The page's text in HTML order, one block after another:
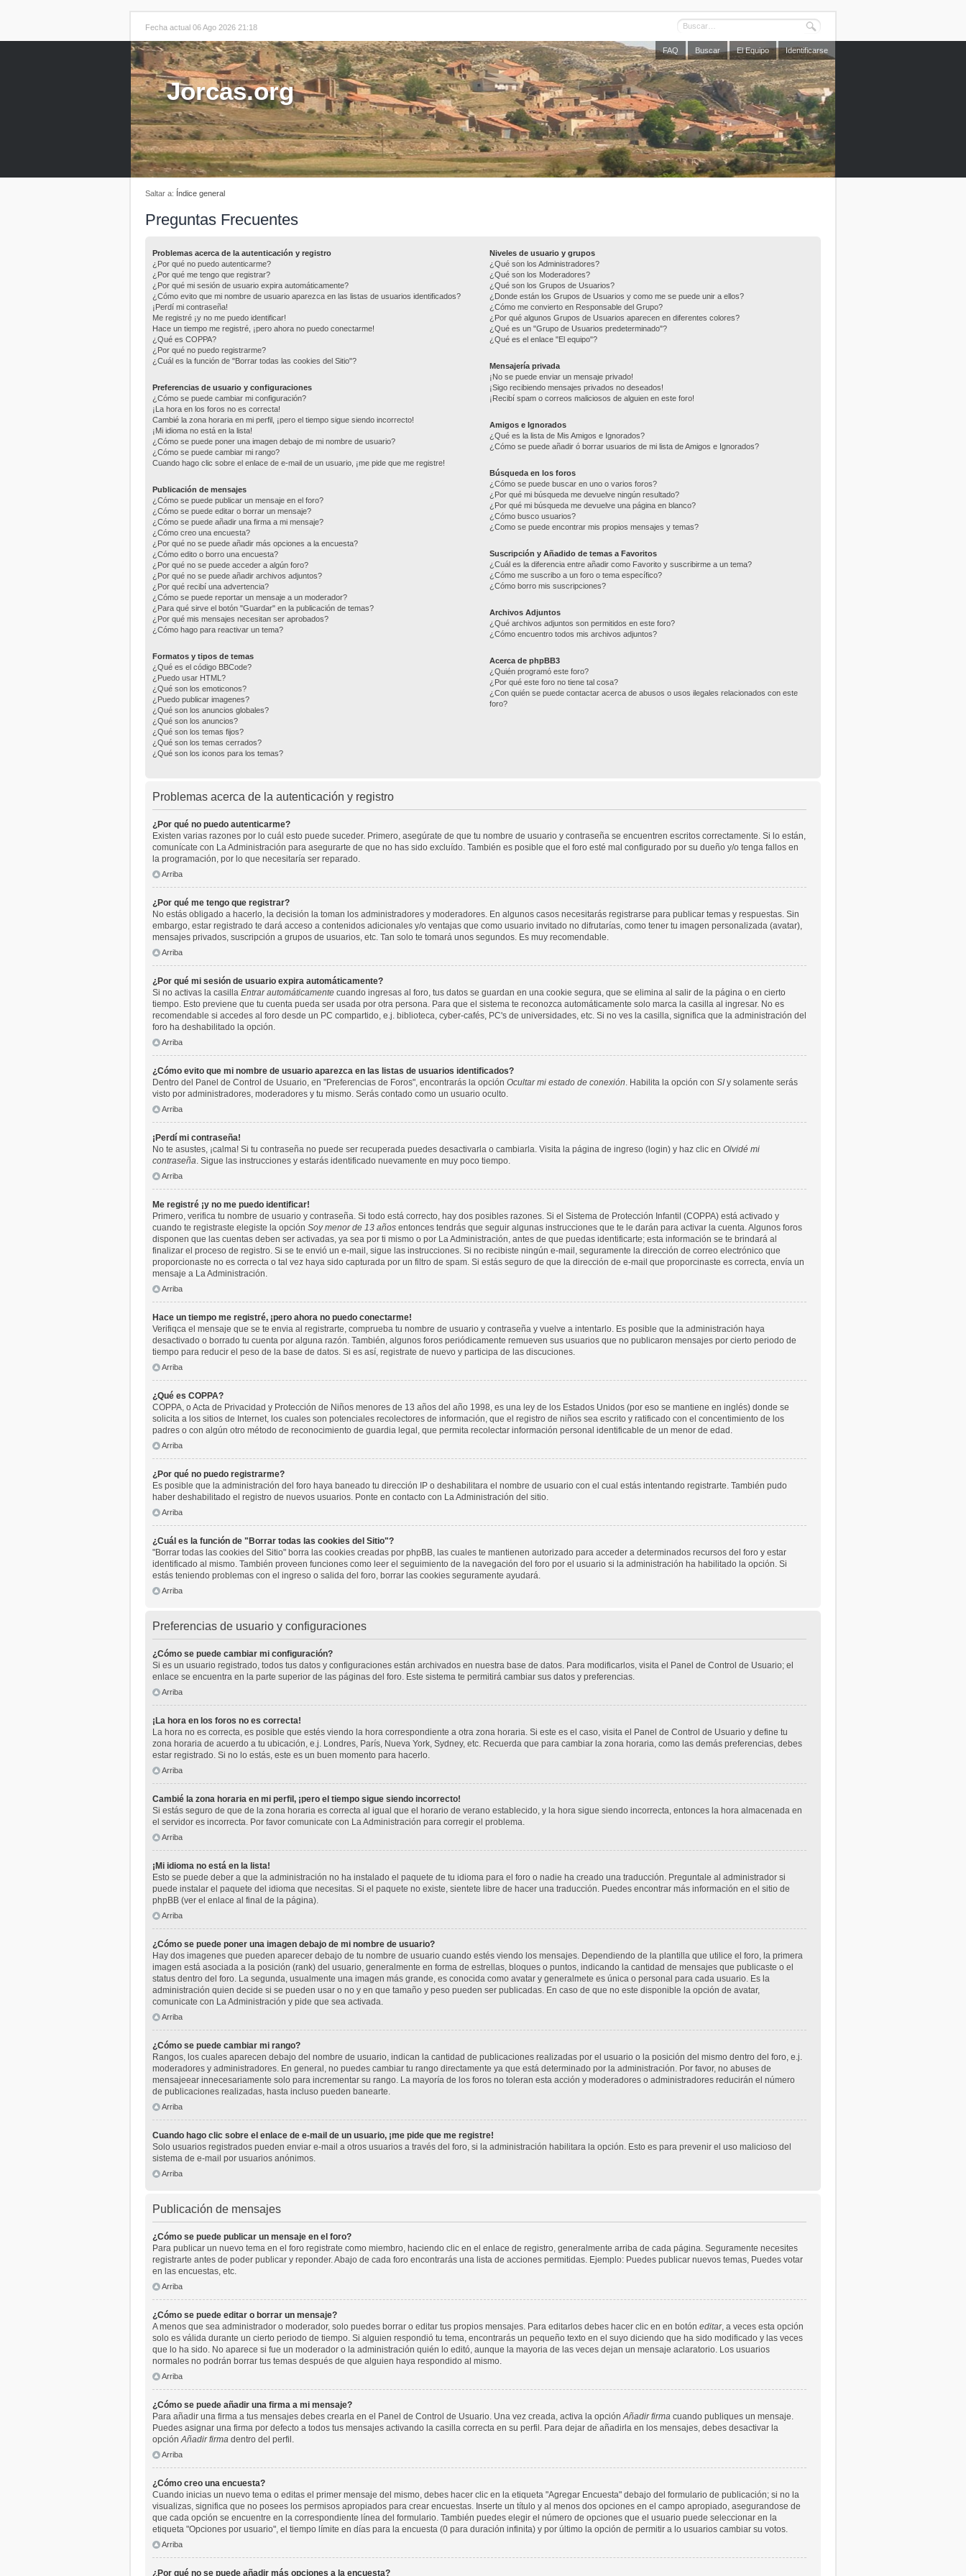
Fecha actual 06 Ago 2026 21:18
FAQ Buscar El Equipo Identificarse
Jorcas.org
Saltar a: Índice general
Preguntas Frecuentes
Problemas acerca de la autenticación y registro
¿Por qué no puedo autenticarme?
¿Por qué me tengo que registrar?
¿Por qué mi sesión de usuario expira automáticamente?
¿Cómo evito que mi nombre de usuario aparezca en las listas de usuarios identificados?
¡Perdí mi contraseña!
Me registré ¡y no me puedo identificar!
Hace un tiempo me registré, ¡pero ahora no puedo conectarme!
¿Qué es COPPA?
¿Por qué no puedo registrarme?
¿Cuál es la función de "Borrar todas las cookies del Sitio"?
Preferencias de usuario y configuraciones
¿Cómo se puede cambiar mi configuración?
¡La hora en los foros no es correcta!
Cambié la zona horaria en mi perfil, ¡pero el tiempo sigue siendo incorrecto!
¡Mi idioma no está en la lista!
¿Cómo se puede poner una imagen debajo de mi nombre de usuario?
¿Cómo se puede cambiar mi rango?
Cuando hago clic sobre el enlace de e-mail de un usuario, ¡me pide que me registre!
Publicación de mensajes
¿Cómo se puede publicar un mensaje en el foro?
¿Cómo se puede editar o borrar un mensaje?
¿Cómo se puede añadir una firma a mi mensaje?
¿Cómo creo una encuesta?
¿Por qué no se puede añadir más opciones a la encuesta?
¿Cómo edito o borro una encuesta?
¿Por qué no se puede acceder a algún foro?
¿Por qué no se puede añadir archivos adjuntos?
¿Por qué recibí una advertencia?
¿Cómo se puede reportar un mensaje a un moderador?
¿Para qué sirve el botón "Guardar" en la publicación de temas?
¿Por qué mis mensajes necesitan ser aprobados?
¿Cómo hago para reactivar un tema?
Formatos y tipos de temas
¿Qué es el código BBCode?
¿Puedo usar HTML?
¿Qué son los emoticonos?
¿Puedo publicar imagenes?
¿Qué son los anuncios globales?
¿Qué son los anuncios?
¿Qué son los temas fijos?
¿Qué son los temas cerrados?
¿Qué son los iconos para los temas?
Niveles de usuario y grupos
¿Qué son los Administradores?
¿Qué son los Moderadores?
¿Qué son los Grupos de Usuarios?
¿Donde están los Grupos de Usuarios y como me se puede unir a ellos?
¿Cómo me convierto en Responsable del Grupo?
¿Por qué algunos Grupos de Usuarios aparecen en diferentes colores?
¿Qué es un "Grupo de Usuarios predeterminado"?
¿Qué es el enlace "El equipo"?
Mensajería privada
¡No se puede enviar un mensaje privado!
¡Sigo recibiendo mensajes privados no deseados!
¡Recibí spam o correos maliciosos de alguien en este foro!
Amigos e Ignorados
¿Qué es la lista de Mis Amigos e Ignorados?
¿Cómo se puede añadir ó borrar usuarios de mi lista de Amigos e Ignorados?
Búsqueda en los foros
¿Cómo se puede buscar en uno o varios foros?
¿Por qué mi búsqueda me devuelve ningún resultado?
¿Por qué mi búsqueda me devuelve una página en blanco?
¿Cómo busco usuarios?
¿Como se puede encontrar mis propios mensajes y temas?
Suscripción y Añadido de temas a Favoritos
¿Cuál es la diferencia entre añadir como Favorito y suscribirme a un tema?
¿Cómo me suscribo a un foro o tema específico?
¿Cómo borro mis suscripciones?
Archivos Adjuntos
¿Qué archivos adjuntos son permitidos en este foro?
¿Cómo encuentro todos mis archivos adjuntos?
Acerca de phpBB3
¿Quién programó este foro?
¿Por qué este foro no tiene tal cosa?
¿Con quién se puede contactar acerca de abusos o usos ilegales relacionados con este
foro?
Problemas acerca de la autenticación y registro
¿Por qué no puedo autenticarme?
Existen varias razones por lo cuál esto puede suceder. Primero, asegúrate de que tu nombre de usuario y contraseña se encuentren escritos correctamente. Si lo están,
comunícate con La Administración para asegurarte de que no has sido excluído. También es posible que el foro esté mal configurado por su dueño y/o tenga fallos en
la programación, por lo que necesitaría ser reparado.
Arriba
¿Por qué me tengo que registrar?
No estás obligado a hacerlo, la decisión la toman los administradores y moderadores. En algunos casos necesitarás registrarse para publicar temas y respuestas. Sin
embargo, estar registrado te dará acceso a contenidos adicionales y/o ventajas que como usuario invitado no difrutarías, como tener tu imagen personalizada (avatar),
mensajes privados, suscripción a grupos de usuarios, etc. Tan solo te tomará unos segundos. Es muy recomendable.
Arriba
¿Por qué mi sesión de usuario expira automáticamente?
Si no activas la casilla Entrar automáticamente cuando ingresas al foro, tus datos se guardan en una cookie segura, que se elimina al salir de la página o en cierto
tiempo. Esto previene que tu cuenta pueda ser usada por otra persona. Para que el sistema te reconozca automáticamente solo marca la casilla al ingresar. No es
recomendable si accedes al foro desde un PC compartido, e.j. biblioteca, cyber-cafés, PC's de universidades, etc. Si no ves la casilla, significa que la administración del
foro ha deshabilitado la opción.
Arriba
¿Cómo evito que mi nombre de usuario aparezca en las listas de usuarios identificados?
Dentro del Panel de Control de Usuario, en "Preferencias de Foros", encontrarás la opción Ocultar mi estado de conexión . Habilita la opción con SI y solamente serás
visto por administradores, moderadores y tu mismo. Serás contado como un usuario oculto.
Arriba
¡Perdí mi contraseña!
No te asustes, ¡calma! Si tu contraseña no puede ser recuperada puedes desactivarla o cambiarla. Visita la página de ingreso (login) y haz clic en Olvidé mi
contraseña . Sigue las instrucciones y estarás identificado nuevamente en muy poco tiempo.
Arriba
Me registré ¡y no me puedo identificar!
Primero, verifica tu nombre de usuario y contraseña. Si todo está correcto, hay dos posibles razones. Si el Sistema de Protección Infantil (COPPA) está activado y
cuando te registraste elegiste la opción Soy menor de 13 años entonces tendrás que seguir algunas instrucciones que te le darán para activar la cuenta. Algunos foros
disponen que las cuentas deben ser activadas, ya sea por ti mismo o por La Administración, antes de que puedas identificarte; esta información se te brindará al
finalizar el proceso de registro. Si se te envió un e-mail, sigue las instrucciones. Si no recibiste ningún e-mail, seguramente la dirección de correo electrónico que
proporcionaste no es correcta o tal vez haya sido capturada por un filtro de spam. Si estás seguro de que la dirección de e-mail que proporcinaste es correcta, envía un
mensaje a La Administración.
Arriba
Hace un tiempo me registré, ¡pero ahora no puedo conectarme!
Verifiqca el mensaje que se te envia al registrarte, comprueba tu nombre de usuario y contraseña y vuelve a intentarlo. Es posible que la administración haya
desactivado o borrado tu cuenta por alguna razón. También, algunos foros periódicamente remueven sus usuarios que no publicaron mensajes por cierto periodo de
tiempo para reducir el peso de la base de datos. Si es así, registrate de nuevo y participa de las discuciones.
Arriba
¿Qué es COPPA?
COPPA, o Acta de Privacidad y Protección de Niños menores de 13 años del año 1998, es una ley de los Estados Unidos (por eso se mantiene en inglés) donde se
solicita a los sitios de Internet, los cuales son potenciales recolectores de información, que el registro de niños sea escrito y ratificado con el concentimiento de los
padres o con algún otro método de reconocimiento de guardia legal, que permita recolectar información personal identificable de un menor de edad.
Arriba
¿Por qué no puedo registrarme?
Es posible que la administración del foro haya baneado tu dirección IP o deshabilitara el nombre de usuario con el cual estás intentando registrarte. También pudo
haber deshabilitado el registro de nuevos usuarios. Ponte en contacto con La Administración del sitio.
Arriba
¿Cuál es la función de "Borrar todas las cookies del Sitio"?
"Borrar todas las cookies del Sitio" borra las cookies creadas por phpBB, las cuales te mantienen autorizado para acceder a determinados recursos del foro y estar
identificado al mismo. También proveen funciones como leer el seguimiento de la navegación del foro por el usuario si la administración ha habilitado la opción. Si
estás teniendo problemas con el ingreso o salida del foro, borrar las cookies seguramente ayudará.
Arriba
Preferencias de usuario y configuraciones
¿Cómo se puede cambiar mi configuración?
Si es un usuario registrado, todos tus datos y configuraciones están archivados en nuestra base de datos. Para modificarlos, visita el Panel de Control de Usuario; el
enlace se encuentra en la parte superior de las páginas del foro. Este sistema te permitirá cambiar sus datos y preferencias.
Arriba
¡La hora en los foros no es correcta!
La hora no es correcta, es posible que estés viendo la hora correspondiente a otra zona horaria. Si este es el caso, visita el Panel de Control de Usuario y define tu
zona horaria de acuerdo a tu ubicación, e.j. Londres, París, Nueva York, Sydney, etc. Recuerda que para cambiar la zona horaria, como las demás preferencias, debes
estar registrado. Si no lo estás, este es un buen momento para hacerlo.
Arriba
Cambié la zona horaria en mi perfil, ¡pero el tiempo sigue siendo incorrecto!
Si estás seguro de que de la zona horaria es correcta al igual que el horario de verano establecido, y la hora sigue siendo incorrecta, entonces la hora almacenada en
el servidor es incorrecta. Por favor comunicate con La Administración para corregir el problema.
Arriba
¡Mi idioma no está en la lista!
Esto se puede deber a que la administración no ha instalado el paquete de tu idioma para el foro o nadie ha creado una traducción. Preguntale al administrador si
puede instalar el paquete del idioma que necesitas. Si el paquete no existe, sientete libre de hacer una traducción. Puedes encontrar más información en el sitio de
phpBB (ver el enlace al final de la página).
Arriba
¿Cómo se puede poner una imagen debajo de mi nombre de usuario?
Hay dos imagenes que pueden aparecer debajo de tu nombre de usuario cuando estés viendo los mensajes. Dependiendo de la plantilla que utilice el foro, la primera
imagen está asociada a la posición (rank) del usuario, generalmente en forma de estrellas, bloques o puntos, indicando la cantidad de mensajes que publicaste o el
status dentro del foro. La segunda, usualmente una imagen más grande, es conocida como avatar y generalmete es única o personal para cada usuario. Es la
administración quien decide si se pueden usar o no y en que tamaño y peso pueden ser publicadas. En caso de que no este disponible la opción de avatar,
comunicate con La Administración y pide que sea activada.
Arriba
¿Cómo se puede cambiar mi rango?
Rangos, los cuales aparecen debajo del nombre de usuario, indican la cantidad de publicaciones realizadas por el usuario o la posición del mismo dentro del foro, e.j.
moderadores y administradores. En general, no puedes cambiar tu rango directamente ya que está determinado por la administración. Por favor, no abuses de
mensajeear innecesariamente solo para incrementar su rango. La mayoría de los foros no toleran esta acción y moderadores o administradores reducirán el número
de publicaciones realizadas, hasta incluso pueden banearte.
Arriba
Cuando hago clic sobre el enlace de e-mail de un usuario, ¡me pide que me registre!
Solo usuarios registrados pueden enviar e-mail a otros usuarios a través del foro, si la administración habilitara la opción. Esto es para prevenir el uso malicioso del
sistema de e-mail por usuarios anónimos.
Arriba
Publicación de mensajes
¿Cómo se puede publicar un mensaje en el foro?
Para publicar un nuevo tema en el foro registrate como miembro, haciendo clic en el enlace de registro, generalmente arriba de cada página. Seguramente necesites
registrarte antes de poder publicar y reponder. Abajo de cada foro encontrarás una lista de acciones permitidas. Ejemplo: Puedes publicar nuevos temas, Puedes votar
en las encuestas, etc.
Arriba
¿Cómo se puede editar o borrar un mensaje?
A menos que sea administrador o moderador, solo puedes borrar o editar tus propios mensajes. Para editarlos debes hacer clic en en botón editar, a veces esta opción
solo es válida durante un cierto periodo de tiempo. Si alguien respondió tu tema, encontrarás un pequeño texto en el suyo diciendo que ha sido modificado y las veces
que lo ha sido. No aparece si fue un moderador o la administración quién lo editó, aunque la mayoria de las veces dejan un mensaje aclaratorio. Los usuarios
normales no podrán borrar tus temas después de que alguien haya respondido al mismo.
Arriba
¿Cómo se puede añadir una firma a mi mensaje?
Para añadir una firma a tus mensajes debes crearla en el Panel de Control de Usuario. Una vez creada, activa la opción Añadir firma cuando publiques un mensaje.
Puedes asignar una firma por defecto a todos tus mensajes activando la casilla correcta en su perfil. Para dejar de añadirla en los mensajes, debes desactivar la
opción Añadir firma dentro del perfil.
Arriba
¿Cómo creo una encuesta?
Cuando inicias un nuevo tema o editas el primer mensaje del mismo, debes hacer clic en la etiqueta "Agregar Encuesta" debajo del formulario de publicación; si no la
visualizas, significa que no posees los permisos apropiados para crear encuestas. Inserte un título y al menos dos opciones en el campo apropiado, asegurandose de
que cada opción se encuentre en la correspondiente línea del formulario. También puedes elegir el número de opciones que el usuario puede seleccionar en la
etiqueta "Opciones por usuario", el tiempo límite en días para la encuesta (0 para duración infinita) y por último la opción de permitir a lo usuarios cambiar su votos.
Arriba
¿Por qué no se puede añadir más opciones a la encuesta?